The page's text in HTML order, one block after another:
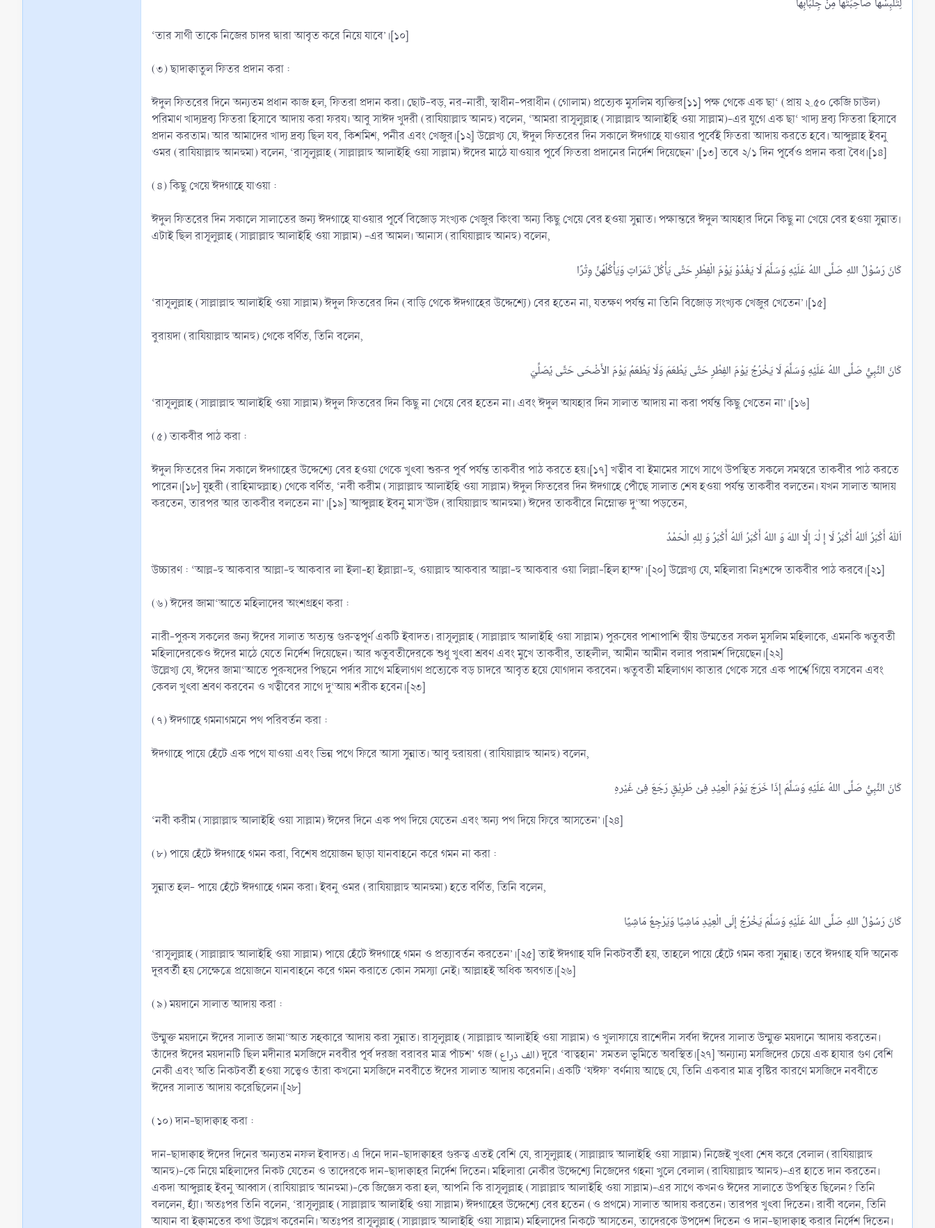
‘তার সাথী তাকে নিজের চাদর দ্বারা আবৃত করে নিয়ে যাবে’।[১০]
(৩) ছাদাক্বাতুল ফিতর প্রদান করা :
ঈদুল ফিতরের দিনে অন্যতম প্রধান কাজ হল, ফিতরা প্রদান করা। ছোট-বড়, নর-নারী, স্বাধীন-পরাধীন (গোলাম) প্রত্যেক মুসলিম ব্যক্তির[১১] পক্ষ থেকে এক ছা‘ (প্রায় ২.৫০ কেজি চাউল)
পরিমাণ খাদ্যদ্রব্য ফিতরা হিসাবে আদায় করা ফরয। আবু সাঈদ খুদরী (রাযিয়াল্লাহু আনহু) বলেন, ‘আমরা রাসূলুল্লাহ (সাল্লাল্লাহু আলাইহি ওয়া সাল্লাম)-এর যুগে এক ছা‘ খাদ্য দ্রব্য ফিতরা হিসাবে
প্রদান করতাম। আর আমাদের খাদ্য দ্রব্য ছিল যব, কিশমিশ, পনীর এবং খেজুর।[১২] উল্লেখ্য যে, ঈদুল ফিতরের দিন সকালে ঈদগাহে যাওয়ার পূর্বেই ফিতরা আদায় করতে হবে। আব্দুল্লাহ ইবনু
ওমর (রাযিয়াল্লাহু আনহুমা) বলেন, ‘রাসূলুল্লাহ (সাল্লাল্লাহু আলাইহি ওয়া সাল্লাম) ঈদের মাঠে যাওয়ার পূর্বে ফিতরা প্রদানের নির্দেশ দিয়েছেন’।[১৩] তবে ২/১ দিন পূর্বেও প্রদান করা বৈধ।[১৪]
(৪) কিছু খেয়ে ঈদগাহে যাওয়া :
ঈদুল ফিতরের দিন সকালে সালাতের জন্য ঈদগাহে যাওয়ার পূর্বে বিজোড় সংখ্যক খেজুর কিংবা অন্য কিছু খেয়ে বের হওয়া সুন্নাত। পক্ষান্তরে ঈদুল আযহার দিনে কিছু না খেয়ে বের হওয়া সুন্নাত।
এটাই ছিল রাসূলুল্লাহ (সাল্লাল্লাহু আলাইহি ওয়া সাল্লাম) -এর আমল। আনাস (রাযিয়াল্লাহু আনহু) বলেন,
‘রাসূলুল্লাহ (সাল্লাল্লাহু আলাইহি ওয়া সাল্লাম) ঈদুল ফিতরের দিন (বাড়ি থেকে ঈদগাহের উদ্দেশ্যে) বের হতেন না, যতক্ষণ পর্যন্ত না তিনি বিজোড় সংখ্যক খেজুর খেতেন’।[১৫]
বুরায়দা (রাযিয়াল্লাহু আনহু) থেকে বর্ণিত, তিনি বলেন,
‘রাসূলুল্লাহ (সাল্লাল্লাহু আলাইহি ওয়া সাল্লাম) ঈদুল ফিতরের দিন কিছু না খেয়ে বের হতেন না। এবং ঈদুল আযহার দিন সালাত আদায় না করা পর্যন্ত কিছু খেতেন না’।[১৬]
(৫) তাকবীর পাঠ করা :
ঈদুল ফিতরের দিন সকালে ঈদগাহের উদ্দেশ্যে বের হওয়া থেকে খুৎবা শুরুর পূর্ব পর্যন্ত তাকবীর পাঠ করতে হয়।[১৭] খত্বীব বা ইমামের সাথে সাথে উপস্থিত সকলে সমস্বরে তাকবীর পাঠ করতে
পারেন।[১৮] যুহরী (রাহিমাহুল্লাহ) থেকে বর্ণিত, ‘নবী করীম (সাল্লাল্লাহু আলাইহি ওয়া সাল্লাম) ঈদুল ফিতরের দিন ঈদগাহে পৌঁছে সালাত শেষ হওয়া পর্যন্ত তাকবীর বলতেন। যখন সালাত আদায়
করতেন, তারপর আর তাকবীর বলতেন না’।[১৯] আব্দুল্লাহ ইবনু মাস‘ঊদ (রাযিয়াল্লাহু আনহুমা) ঈদের তাকবীরে নিম্নোক্ত দু‘আ পড়তেন,
উচ্চারণ : ‘আল্ল-হু আকবার আল্লা-হু আকবার লা ইলা-হা ইল্লাল্লা-হু, ওয়াল্লাহু আকবার আল্লা-হু আকবার ওয়া লিল্লা-হিল হাম্দ’।[২০] উল্লেখ্য যে, মহিলারা নিঃশব্দে তাকবীর পাঠ করবে।[২১]
(৬) ঈদের জামা‘আতে মহিলাদের অংশগ্রহণ করা :
নারী-পুরুষ সকলের জন্য ঈদের সালাত অত্যন্ত গুরুত্বপূর্ণ একটি ইবাদত। রাসূলুল্লাহ (সাল্লাল্লাহু আলাইহি ওয়া সাল্লাম) পুরুষের পাশাপাশি স্বীয় উম্মতের সকল মুসলিম মহিলাকে, এমনকি ঋতুবতী
মহিলাদেরকেও ঈদের মাঠে যেতে নির্দেশ দিয়েছেন। আর ঋতুবতীদেরকে শুধু খুৎবা শ্রবণ এবং মুখে তাকবীর, তাহলীল, আমীন আমীন বলার পরামর্শ দিয়েছেন।[২২]
উল্লেখ্য যে, ঈদের জামা‘আতে পুরুষদের পিছনে পর্দার সাথে মহিলাগণ প্রত্যেকে বড় চাদরে আবৃত হয়ে যোগদান করবেন। ঋতুবতী মহিলাগণ কাতার থেকে সরে এক পার্শ্বে গিয়ে বসবেন এবং
কেবল খুৎবা শ্রবণ করবেন ও খত্বীবের সাথে দু‘আয় শরীক হবেন।[২৩]
(৭) ঈদগাহে গমনাগমনে পথ পরিবর্তন করা :
ঈদগাহে পায়ে হেঁটে এক পথে যাওয়া এবং ভিন্ন পথে ফিরে আসা সুন্নাত। আবু হুরায়রা (রাযিয়াল্লাহু আনহু) বলেন,
‘নবী করীম (সাল্লাল্লাহু আলাইহি ওয়া সাল্লাম) ঈদের দিনে এক পথ দিয়ে যেতেন এবং অন্য পথ দিয়ে ফিরে আসতেন’।[২৪]
(৮) পায়ে হেঁটে ঈদগাহে গমন করা, বিশেষ প্রয়োজন ছাড়া যানবাহনে করে গমন না করা :
সুন্নাত হল- পায়ে হেঁটে ঈদগাহে গমন করা। ইবনু ওমর (রাযিয়াল্লাহু আনহুমা) হতে বর্ণিত, তিনি বলেন,
‘রাসূলুল্লাহ (সাল্লাল্লাহু আলাইহি ওয়া সাল্লাম) পায়ে হেঁটে ঈদগাহে গমন ও প্রত্যাবর্তন করতেন’।[২৫] তাই ঈদগাহ যদি নিকটবর্তী হয়, তাহলে পায়ে হেঁটে গমন করা সুন্নাহ। তবে ঈদগাহ যদি অনেক
দূরবর্তী হয় সেক্ষেত্রে প্রয়োজনে যানবাহনে করে গমন করাতে কোন সমস্যা নেই। আল্লাহই অধিক অবগত।[২৬]
(৯) ময়দানে সালাত আদায় করা :
উন্মুক্ত ময়দানে ঈদের সালাত জামা‘আত সহকারে আদায় করা সুন্নাত। রাসূলুল্লাহ (সাল্লাল্লাহু আলাইহি ওয়া সাল্লাম) ও খুলাফায়ে রাশেদীন সর্বদা ঈদের সালাত উন্মুক্ত ময়দানে আদায় করতেন।
তাঁদের ঈদের ময়দানটি ছিল মদীনার মসজিদে নববীর পূর্ব দরজা বরাবর মাত্র পাঁচশ’ গজ (الف ذراع) দূরে ‘বাত্বহান’ সমতল ভূমিতে অবস্থিত।[২৭] অন্যান্য মসজিদের চেয়ে এক হাযার গুণ বেশি
নেকী এবং অতি নিকটবর্তী হওয়া সত্ত্বেও তাঁরা কখনো মসজিদে নববীতে ঈদের সালাত আদায় করেননি। একটি ‘যঈফ’ বর্ণনায় আছে যে, তিনি একবার মাত্র বৃষ্টির কারণে মসজিদে নববীতে
ঈদের সালাত আদায় করেছিলেন।[২৮]
(১০) দান-ছাদাক্বাহ করা :
দান-ছাদাক্বাহ ঈদের দিনের অন্যতম নফল ইবাদত। এ দিনে দান-ছাদাক্বাহর গুরুত্ব এতই বেশি যে, রাসূলুল্লাহ (সাল্লাল্লাহু আলাইহি ওয়া সাল্লাম) নিজেই খুৎবা শেষ করে বেলাল (রাযিয়াল্লাহু
আনহু)-কে নিয়ে মহিলাদের নিকট যেতেন ও তাদেরকে দান-ছাদাক্বাহর নির্দেশ দিতেন। মহিলারা নেকীর উদ্দেশ্যে নিজেদের গহনা খুলে বেলাল (রাযিয়াল্লাহু আনহু)-এর হাতে দান করতেন।
একদা আব্দুল্লাহ ইবনু আব্বাস (রাযিয়াল্লাহু আনহুমা)-কে জিজ্ঞেস করা হল, আপনি কি রাসূলুল্লাহ (সাল্লাল্লাহু আলাইহি ওয়া সাল্লাম)-এর সাথে কখনও ঈদের সালাতে উপস্থিত ছিলেন? তিনি
বললেন, হ্যাঁ। অতঃপর তিনি বলেন, ‘রাসূলুল্লাহ (সাল্লাল্লাহু আলাইহি ওয়া সাল্লাম) ঈদগাহের উদ্দেশ্যে বের হতেন (ও প্রথমে) সালাত আদায় করতেন। তারপর খুৎবা দিতেন। রাবী বলেন, তিনি
আযান বা ইক্বামতের কথা উল্লেখ করেননি। অতঃপর রাসূলুল্লাহ (সাল্লাল্লাহু আলাইহি ওয়া সাল্লাম) মহিলাদের নিকটে আসতেন, তাদেরকে উপদেশ দিতেন ও দান-ছাদাক্বাহ করার নির্দেশ দিতেন।